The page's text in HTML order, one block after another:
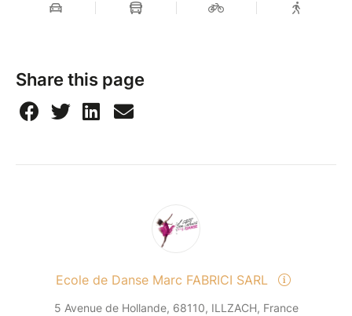
Share this page
Ecole de Danse Marc FABRICI SARL
5 Avenue de Hollande, 68110, ILLZACH, France